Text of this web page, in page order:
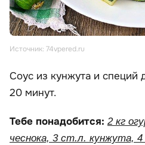
Источник: 74vpered.ru
Соус из кунжута и специй
20 минут.
Тебе понадобится: 2 кг
чеснока, 3 ст.л. кунжута,